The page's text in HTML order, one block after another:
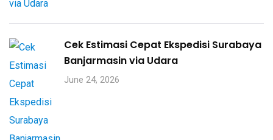
Cek Estimasi Cepat Ekspedisi Surabaya
Banjarmasin via Udara
June 24, 2026